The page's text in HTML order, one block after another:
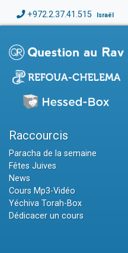
+972.2.37.41.515 Israël
Raccourcis
Paracha de la semaine
Fêtes Juives
News
Cours Mp3-Vidéo
Yéchiva Torah-Box
Dédicacer un cours